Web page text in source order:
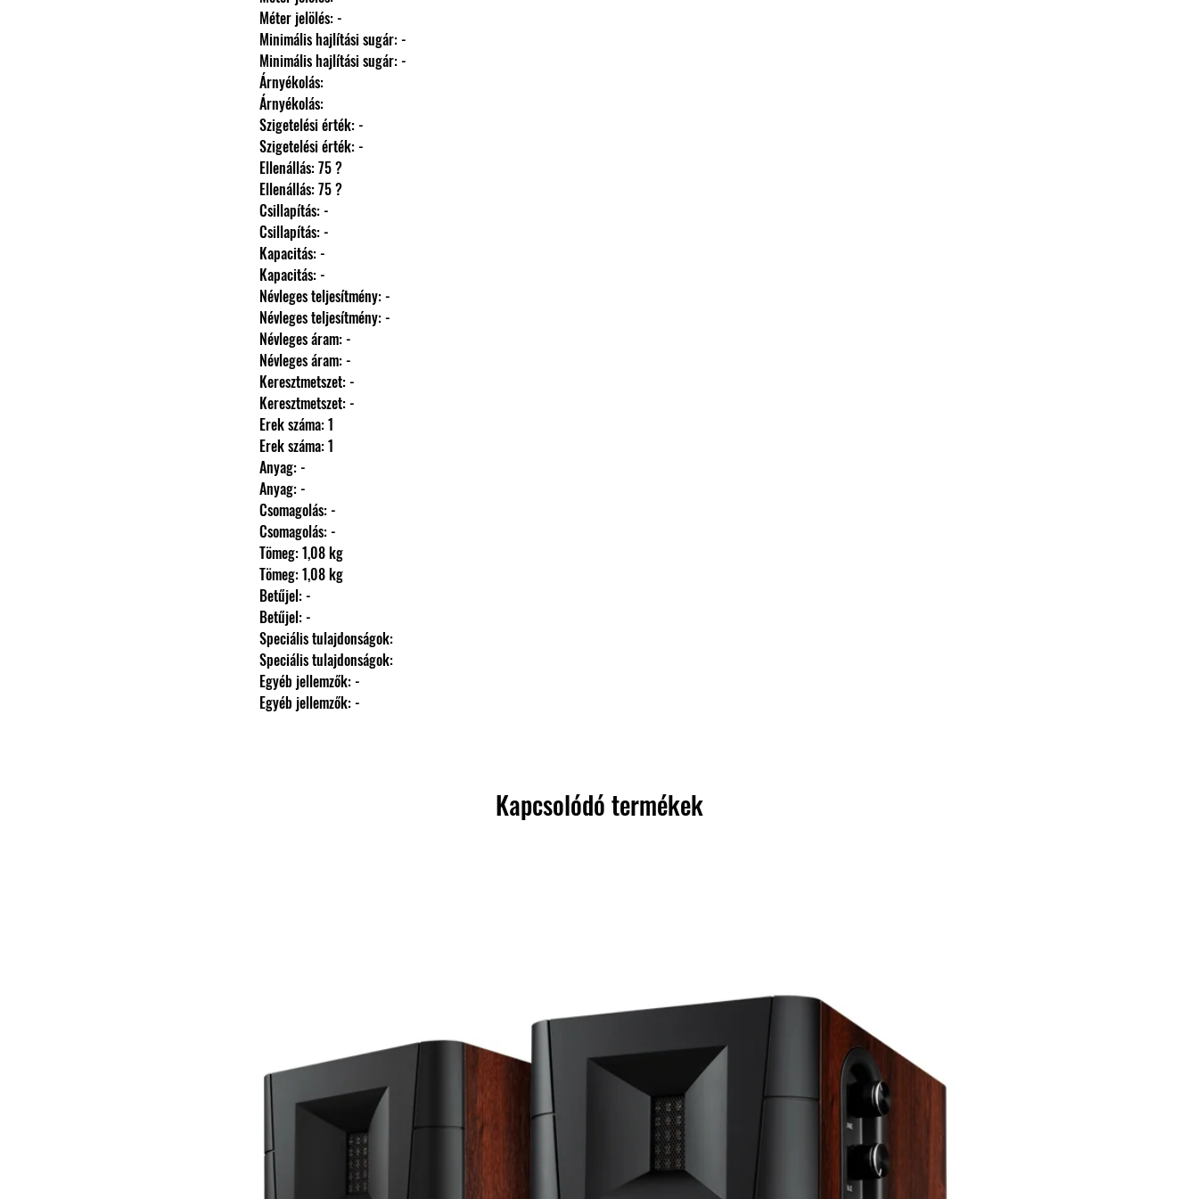
                Méter jelölés: -
                Minimális hajlítási sugár: -
                Minimális hajlítási sugár: -
                Árnyékolás:
                Árnyékolás:
                Szigetelési érték: -
                Szigetelési érték: -
                Ellenállás: 75 ?
                Ellenállás: 75 ?
                Csillapítás: -
                Csillapítás: -
                Kapacitás: -
                Kapacitás: -
                Névleges teljesítmény: -
                Névleges teljesítmény: -
                Névleges áram: -
                Névleges áram: -
                Keresztmetszet: -
                Keresztmetszet: -
                Erek száma: 1
                Erek száma: 1
                Anyag: -
                Anyag: -
                Csomagolás: -
                Csomagolás: -
                Tömeg: 1,08 kg
                Tömeg: 1,08 kg
                Betűjel: -
                Betűjel: -
                Speciális tulajdonságok:
                Speciális tulajdonságok:
                Egyéb jellemzők: -
                Egyéb jellemzők: -
Kapcsolódó termékek